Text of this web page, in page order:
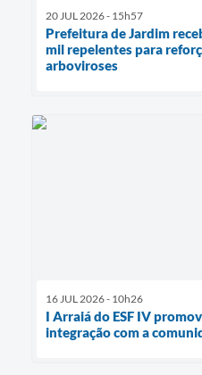
20 JUL 2026 - 15h57
Prefeitura de Jardim
mil repelentes para
arboviroses
16 JUL 2026 - 10h26
I Arraiá do ESF IV
integração com a